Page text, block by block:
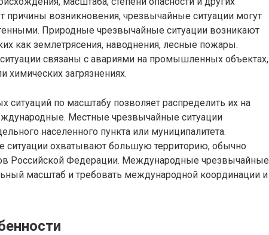
причины возникновения, чрезвычайные ситуации могут
Природные чрезвычайные ситуации возникают
как землетрясения, наводнения, лесные пожары.
связаны с авариями на промышленных объектах,
химических загрязнениях.
ситуаций по масштабу позволяет распределить их на
Местные чрезвычайные ситуации
населенного пункта или муниципалитета.
ситуации охватывают большую территорию, обычно
Российской Федерации. Международные чрезвычайные
масштаб и требовать международной координации и